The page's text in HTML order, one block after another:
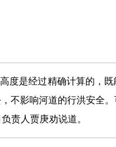
度是经过精确计算的，
不影响河道的行洪安全
责人贾庚劝说道。